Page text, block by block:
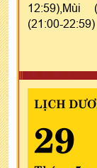
12:59),Mùi
(21:00-22:59)
LỊCH
29